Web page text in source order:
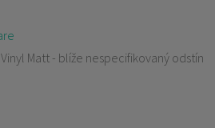
Matt - blíže nespecifikovaný odstín